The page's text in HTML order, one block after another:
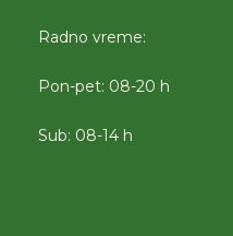
Radno vreme:
Pon-pet: 08-20 h
Sub: 08-14 h